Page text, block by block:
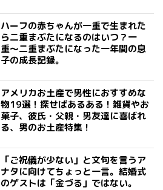
ハーフの赤ちゃんが一重で生まれた
ら二重まぶたになるのはいつ？一
重〜二重まぶたになった一年間の息
子の成長記録。
アメリカお土産で男性におすすめな
物19選！探せばあるある！雑貨やお
菓子、彼氏・父親・男友達に喜ばれ
る、男のお土産特集！
「ご祝儀が少ない」と文句を言うア
ナタに向けてちょっと一言。結婚式
のゲストは「金づる」ではない。